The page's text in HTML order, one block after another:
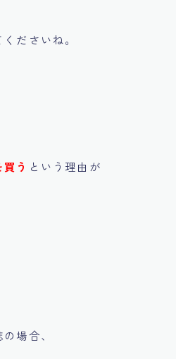
ださいね。
う という理由が
場合、